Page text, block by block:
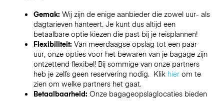
Gemak: Wij zijn de enige aanbieder die zowel uur- als
dagtarieven hanteert. Je kunt dus altijd een
betaalbare optie kiezen die past bij je reisplannen!
Flexibiliteit: Van meerdaagse opslag tot een paar
uur, onze opties voor het bewaren van je bagage zijn
ontzettend flexibel! Bij sommige van onze partners
heb je zelfs geen reservering nodig. Klik hierom te
zien om welke partners het gaat.
Betaalbaarheid: Onze bagageopslaglocaties bieden